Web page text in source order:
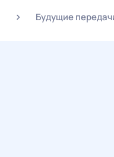
Будущие